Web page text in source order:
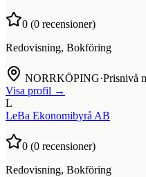
0 (0 recensioner)
Redovisning, Bokföring
NORRKÖPING·Prisnivå
Visa profil →
L
LeBa Ekonomibyrå AB
0 (0 recensioner)
Redovisning, Bokföring